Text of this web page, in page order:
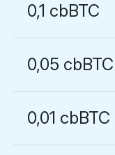
0,1 cbBTC
0,05 cbBTC
0,01 cbBTC